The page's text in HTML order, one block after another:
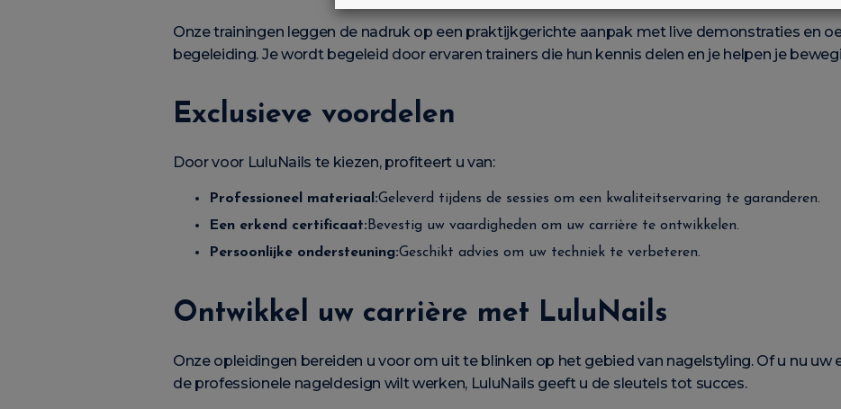
Onze trainingen leggen de nadruk op een praktijkgerichte aanpak met live demonstraties en
begeleiding. Je wordt begeleid door ervaren trainers die hun kennis delen en je helpen je
Exclusieve voordelen
Door voor LuluNails te kiezen, profiteert u van:
Professioneel materiaal:Geleverd tijdens de sessies om een kwaliteitservaring te garanderen.
Een erkend certificaat: Bevestig uw vaardigheden om uw carrière te ontwikkelen.
Persoonlijke ondersteuning:Geschikt advies om uw techniek te verbeteren.
Ontwikkel uw carrière met LuluNails
Onze opleidingen bereiden u voor om uit te blinken op het gebied van nagelstyling. Of u nu uw
de professionele nageldesign wilt werken, LuluNails geeft u de sleutels tot succes.